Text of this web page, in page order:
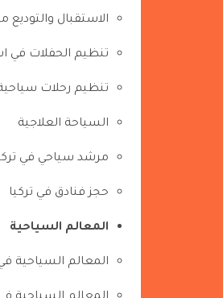
الاستقبال والتوديع
تنظيم الحفلات في
تنظيم رحلات
السياحة العلاجية
مرشد سياحي في
حجز فنادق في تركيا
المعالم السياحية
المعالم السياحية